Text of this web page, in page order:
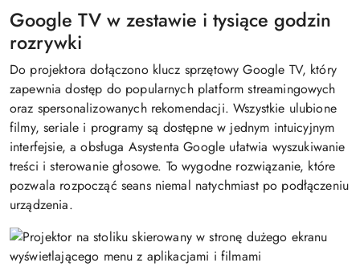
Google TV w zestawie i tysiące godzin
rozrywki
Do projektora dołączono klucz sprzętowy Google TV, który
zapewnia dostęp do popularnych platform streamingowych
oraz spersonalizowanych rekomendacji. Wszystkie ulubione
filmy, seriale i programy są dostępne w jednym intuicyjnym
interfejsie, a obsługa Asystenta Google ułatwia wyszukiwanie
treści i sterowanie głosowe. To wygodne rozwiązanie, które
pozwala rozpocząć seans niemal natychmiast po podłączeniu
urządzenia.